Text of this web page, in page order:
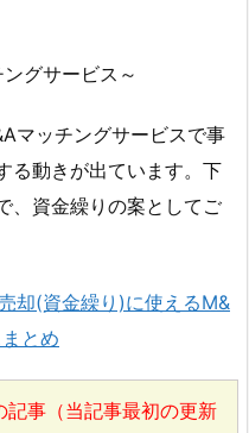
グサービス～
マッチングサービスで事
る動きが出ています。下
、資金繰りの案としてご
却(資金繰り)に使えるM&
とめ
事（当記事最初の更新